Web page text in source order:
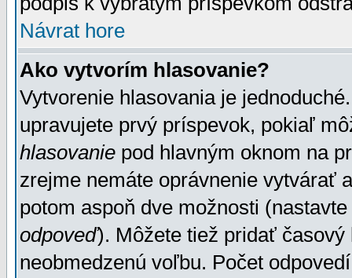
Návrat hore
Ako vytvorím hlasovanie?
Vytvorenie hlasovania je
upravujete prvý príspevok, pokiaľ
hlasovanie pod hlavným oknom na
zrejme nemáte oprávnenie vytvárať
potom aspoň dve možnosti
odpoveď). Môžete tiež pridať
neobmedzenú voľbu. Počet